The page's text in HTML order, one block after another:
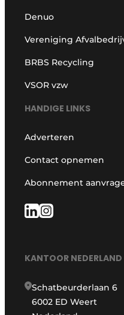
Denuo
Vereniging
BRBS Recycling
VSOR vzw
HANDIGE LINKS
Adverteren
Contact opnemen
Abonnement
KANTOOR NEDERLAND
Schatbeurderlaan 6
6002 ED Weert